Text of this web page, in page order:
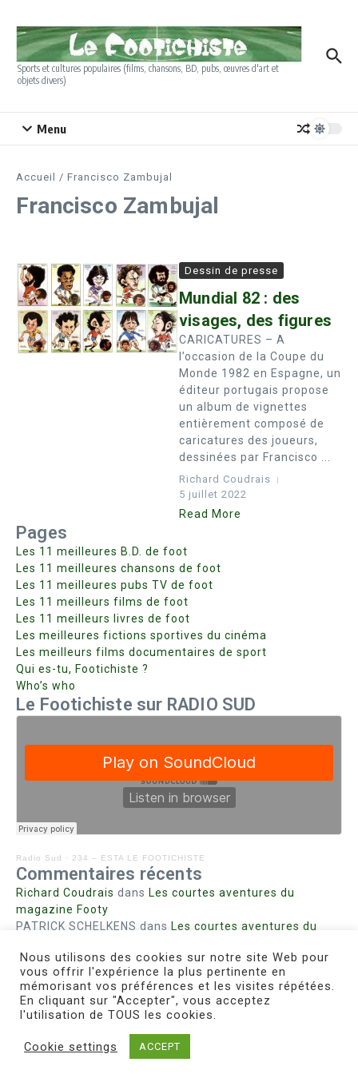
Sports et cultures populaires (films, chansons, BD, pubs, œuvres d'art et
objets divers)
Menu
Accueil / Francisco Zambujal
Francisco Zambujal
Dessin de presse
Mundial 82 : des
visages, des figures
CARICATURES – A
l’occasion de la Coupe du
Monde 1982 en Espagne, un
éditeur portugais propose
un album de vignettes
entièrement composé de
caricatures des joueurs,
dessinées par Francisco ...
Richard Coudrais
5 juillet 2022
Read More
Pages
Les 11 meilleures B.D. de foot
Les 11 meilleures chansons de foot
Les 11 meilleures pubs TV de foot
Les 11 meilleurs films de foot
Les 11 meilleurs livres de foot
Les meilleures fictions sportives du cinéma
Les meilleurs films documentaires de sport
Qui es-tu, Footichiste ?
Who’s who
Le Footichiste sur RADIO SUD
Radio Sud · 234 – ESTA LE FOOTICHISTE
Commentaires récents
Richard Coudrais dans Les courtes aventures du
magazine Footy
PATRICK SCHELKENS dans Les courtes aventures du
Bohn fabiennedans Intrigues sanglantes à Mulhouse
Steph. RUTA dansLust for Nice
MIRMANDdansPieds agiles et champignons
Copyright © 2026 Le Footichiste | Réalisé par
Nous utilisons des cookies sur notre site Web pour
vous offrir l'expérience la plus pertinente en
mémorisant vos préférences et les visites répétées.
En cliquant sur "Accepter", vous acceptez
l'utilisation de TOUS les cookies.
Cookie settings ACCEPT